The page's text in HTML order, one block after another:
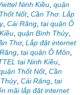
Ninh Kiều quận
Nốt, Cần Thơ. Lắp
, Cái Răng tại quận Ô
quận Bình Thủy,
Thơ, Lắp đặt internet
tại quận Ô Môn
tại Ninh Kiều
Thốt Nốt, Cần
, Cái Răng tại
mãi lắp đặt internet